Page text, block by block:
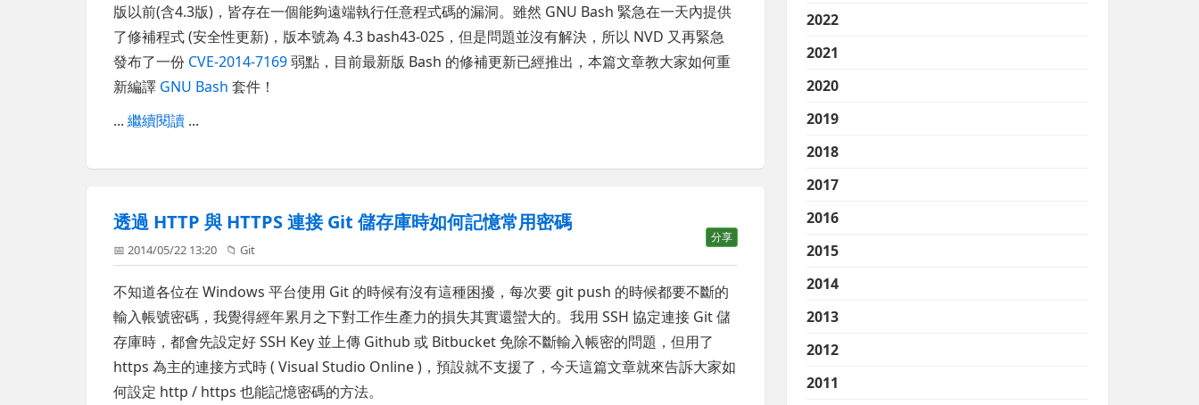
版以前(含4.3版)，皆存在一個能夠遠端執行任意程式碼的漏洞。雖然 GNU Bash 緊急在一天內提供
了修補程式 (安全性更新)，版本號為 4.3 bash43-025，但是問題並沒有解決，所以 NVD 又再緊急
發布了一份 CVE-2014-7169弱點，目前最新版 Bash 的修補更新已經推出，本篇文章教大家如何重
新編譯 GNU Bash 套件！
...繼續閱讀 ...
透過 HTTP 與 HTTPS 連接 Git 儲存庫時如何記憶常用密碼
分享
📅 2014/05/22 13:20 📁Git
不知道各位在 Windows 平台使用 Git 的時候有沒有這種困擾，每次要 git push 的時候都要不斷的
輸入帳號密碼，我覺得經年累月之下對工作生產力的損失其實還蠻大的。我用 SSH 協定連接 Git 儲
存庫時，都會先設定好 SSH Key 並上傳 Github 或 Bitbucket 免除不斷輸入帳密的問題，但用了
https 為主的連接方式時 ( Visual Studio Online )，預設就不支援了，今天這篇文章就來告訴大家如
何設定 http / https 也能記憶密碼的方法。
2022
2021
2020
2019
2018
2017
2016
2015
2014
2013
2012
2011